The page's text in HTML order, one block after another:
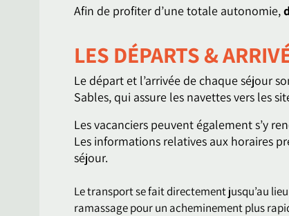
Afin de profiter d’une totale autonomie,
LES DÉPARTS &
Le départ et l’arrivée de chaque séjour
Sables, qui assure les navettes vers les
Les vacanciers peuvent également s’y
Les informations relatives aux horaires
séjour.
Le transport se fait directement jusqu’au
ramassage pour un acheminement plus